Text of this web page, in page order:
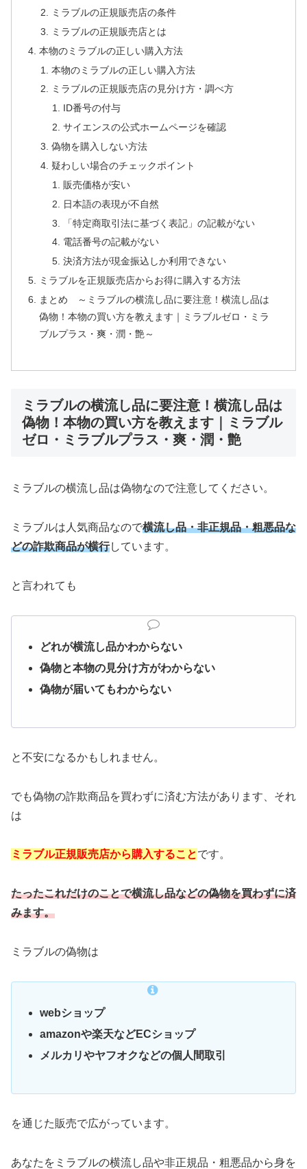
ミラブルの正規販売店の条件
ミラブルの正規販売店とは
本物のミラブルの正しい購入方法
本物のミラブルの正しい購入方法
ミラブルの正規販売店の見分け方・調べ方
ID番号の付与
サイエンスの公式ホームページを確認
偽物を購入しない方法
疑わしい場合のチェックポイント
販売価格が安い
日本語の表現が不自然
「特定商取引法に基づく表記」の記載がない
電話番号の記載がない
決済方法が現金振込しか利用できない
ミラブルを正規販売店からお得に購入する方法
まとめ ～ミラブルの横流し品に要注意！横流し品は
偽物！本物の買い方を教えます｜ミラブルゼロ・ミラ
ブルプラス・爽・潤・艶～
ミラブルの横流し品に要注意！横流し品は
偽物！本物の買い方を教えます｜ミラブル
ゼロ・ミラブルプラス・爽・潤・艶
ミラブルの横流し品は偽物なので注意してください。
ミラブルは人気商品なので横流し品・非正規品・粗悪品な
どの詐欺商品が横行しています。
と言われても
どれが横流し品かわからない
偽物と本物の見分け方がわからない
偽物が届いてもわからない
と不安になるかもしれません。
でも偽物の詐欺商品を買わずに済む方法があります、それ
は
ミラブル正規販売店から購入することです。
たったこれだけのことで横流し品などの偽物を買わずに済
みます。
ミラブルの偽物は
webショップ
amazonや楽天などECショップ
メルカリやヤフオクなどの個人間取引
を通じた販売で広がっています。
あなたをミラブルの横流し品や非正規品・粗悪品から身を